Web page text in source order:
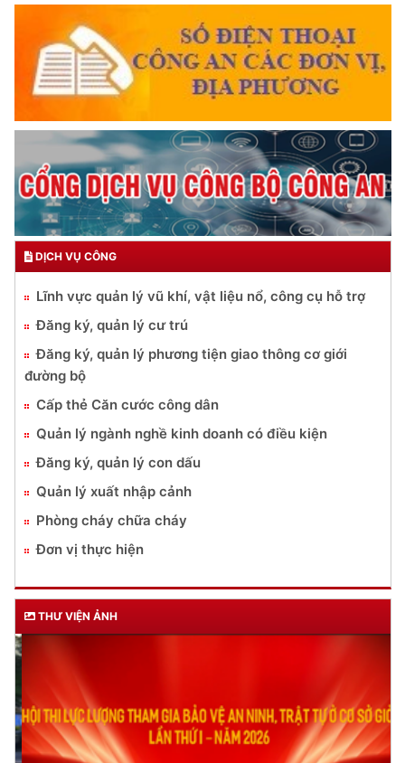
DỊCH VỤ CÔNG
Lĩnh vực quản lý vũ khí, vật liệu nổ, công cụ hỗ trợ
Đăng ký, quản lý cư trú
Đăng ký, quản lý phương tiện giao thông cơ giới
đường bộ
Cấp thẻ Căn cước công dân
Quản lý ngành nghề kinh doanh có điều kiện
Đăng ký, quản lý con dấu
Quản lý xuất nhập cảnh
Phòng cháy chữa cháy
Đơn vị thực hiện
THƯ VIỆN ẢNH